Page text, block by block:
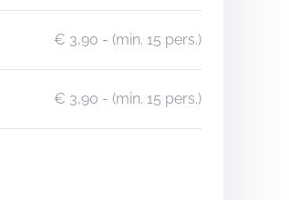
€ 3,90 - (min. 15 pers.)
€ 3,90 - (min. 15 pers.)